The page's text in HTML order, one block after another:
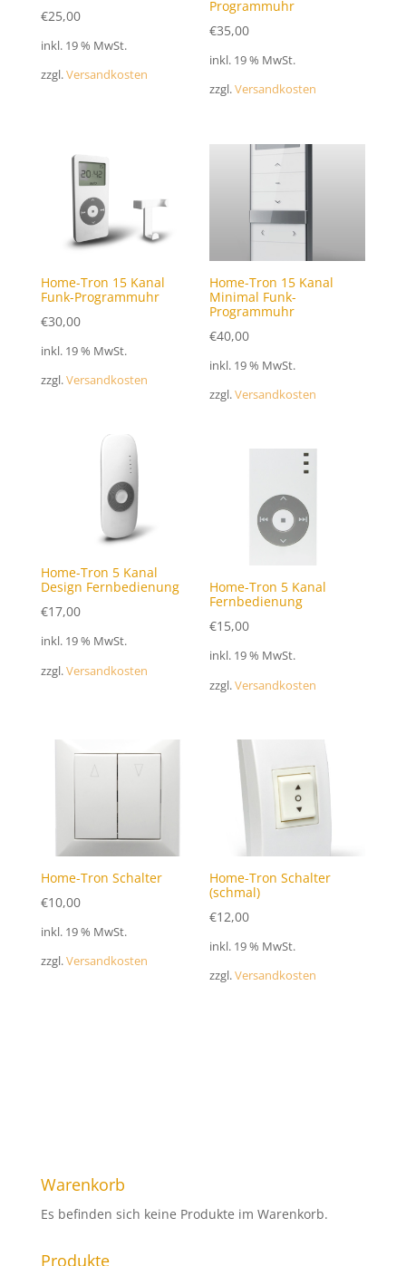
€25,00
inkl. 19 % MwSt.
zzgl.Versandkosten
Programmuhr
€35,00
inkl. 19 % MwSt.
zzgl.Versandkosten
Home-Tron 15 Kanal
Funk-Programmuhr
€30,00
inkl. 19 % MwSt.
zzgl.Versandkosten
Home-Tron 15 Kanal
Minimal Funk-
Programmuhr
€40,00
inkl. 19 % MwSt.
zzgl.Versandkosten
Home-Tron 5 Kanal
Design Fernbedienung
€17,00
inkl. 19 % MwSt.
zzgl.Versandkosten
Home-Tron 5 Kanal
Fernbedienung
€15,00
inkl. 19 % MwSt.
zzgl.Versandkosten
Home-Tron Schalter
€10,00
inkl. 19 % MwSt.
zzgl.Versandkosten
Home-Tron Schalter
(schmal)
€12,00
inkl. 19 % MwSt.
zzgl.Versandkosten
Warenkorb
Es befinden sich keine Produkte im Warenkorb.
Produkte